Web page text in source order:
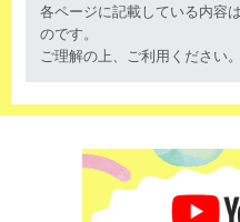
各ページに記載している内容
のです。
ご理解の上、ご利用ください。